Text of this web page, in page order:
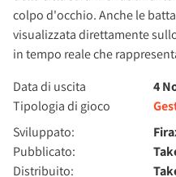
colpo d'occhio. Anche le
visualizzata direttamente
in tempo reale che
Data di uscita
4
Tipologia di gioco
Sviluppato:
Pubblicato:
Distribuito: